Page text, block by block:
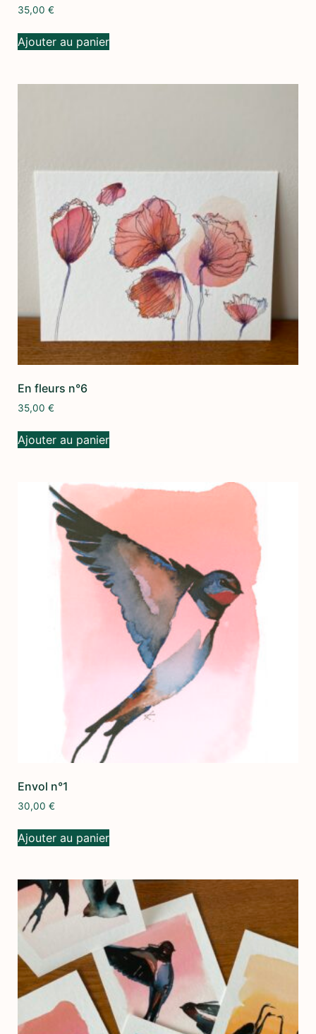
35,00 €
Ajouter au panier
En fleurs n°6
35,00 €
Ajouter au panier
Envol n°1
30,00 €
Ajouter au panier